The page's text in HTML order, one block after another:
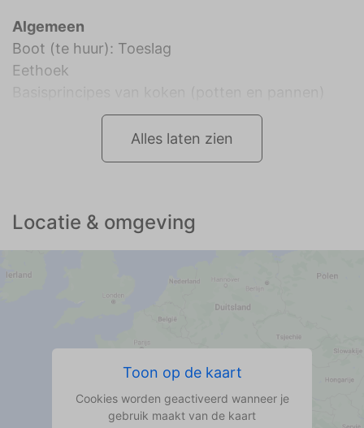
Algemeen
Boot (te huur): Toeslag
Eethoek
Alles laten zien
Locatie & omgeving
Toon op de kaart
Cookies worden geactiveerd wanneer je
gebruik maakt van de kaart